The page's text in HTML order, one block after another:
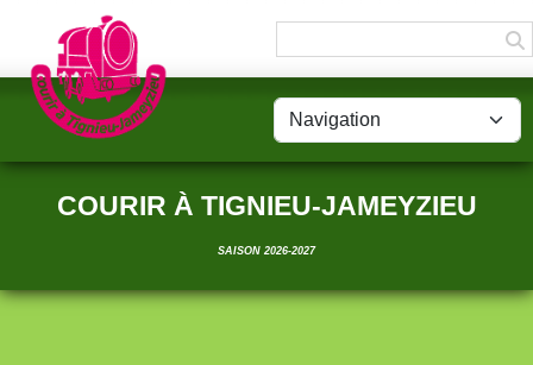
COURIR À TIGNIEU-JAMEYZIEU
SAISON 2026-2027
Panneau de gestion des cookies